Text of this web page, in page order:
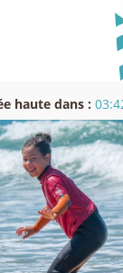
haute dans :